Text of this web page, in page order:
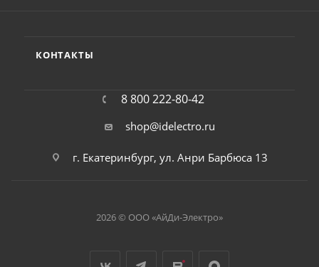
КОНТАКТЫ
8 800 222-80-42
shop@idelectro.ru
г. Екатеринбург, ул. Анри Барбюса 13
2026 © ООО «АйДи-Электро»